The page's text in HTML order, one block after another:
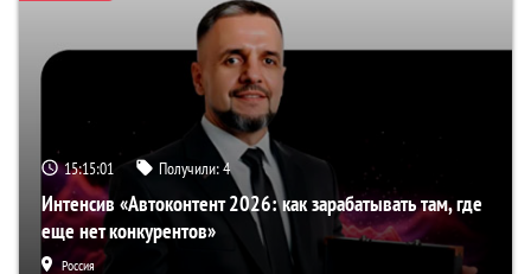
15:15:00 Получили:4
Интенсив «Автоконтент 2026: как зарабатывать там, где
еще нет конкурентов»
Россия